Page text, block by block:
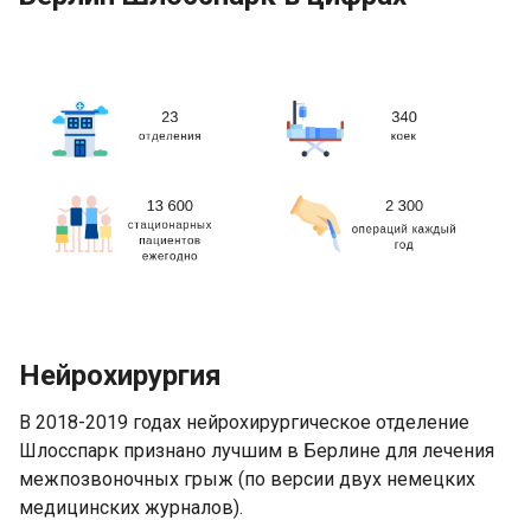
Нейрохирургия
В 2018-2019 годах нейрохирургическое отделение
Шлосспарк признано лучшим в Берлине для лечения
межпозвоночных грыж (по версии двух немецких
медицинских журналов).